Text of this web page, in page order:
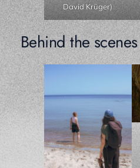
David Krüger)
Behind the scenes